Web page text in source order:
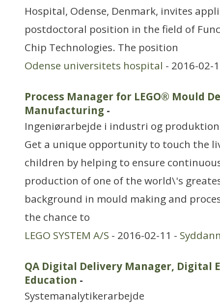
Hospital, Odense, Denmark, invites
postdoctoral position in the field of
Chip Technologies. The position
Odense universitets hospital - 2016-02-
Process Manager for LEGO® Mould
Manufacturing -
Ingeniørarbejde i industri og produktion
Get a unique opportunity to touch the
children by helping to ensure
production of one of the world\'s
background in mould making and
the chance to
LEGO SYSTEM A/S - 2016-02-11 -
QA Digital Delivery Manager, Digital
Education -
Systemanalytikerarbejde